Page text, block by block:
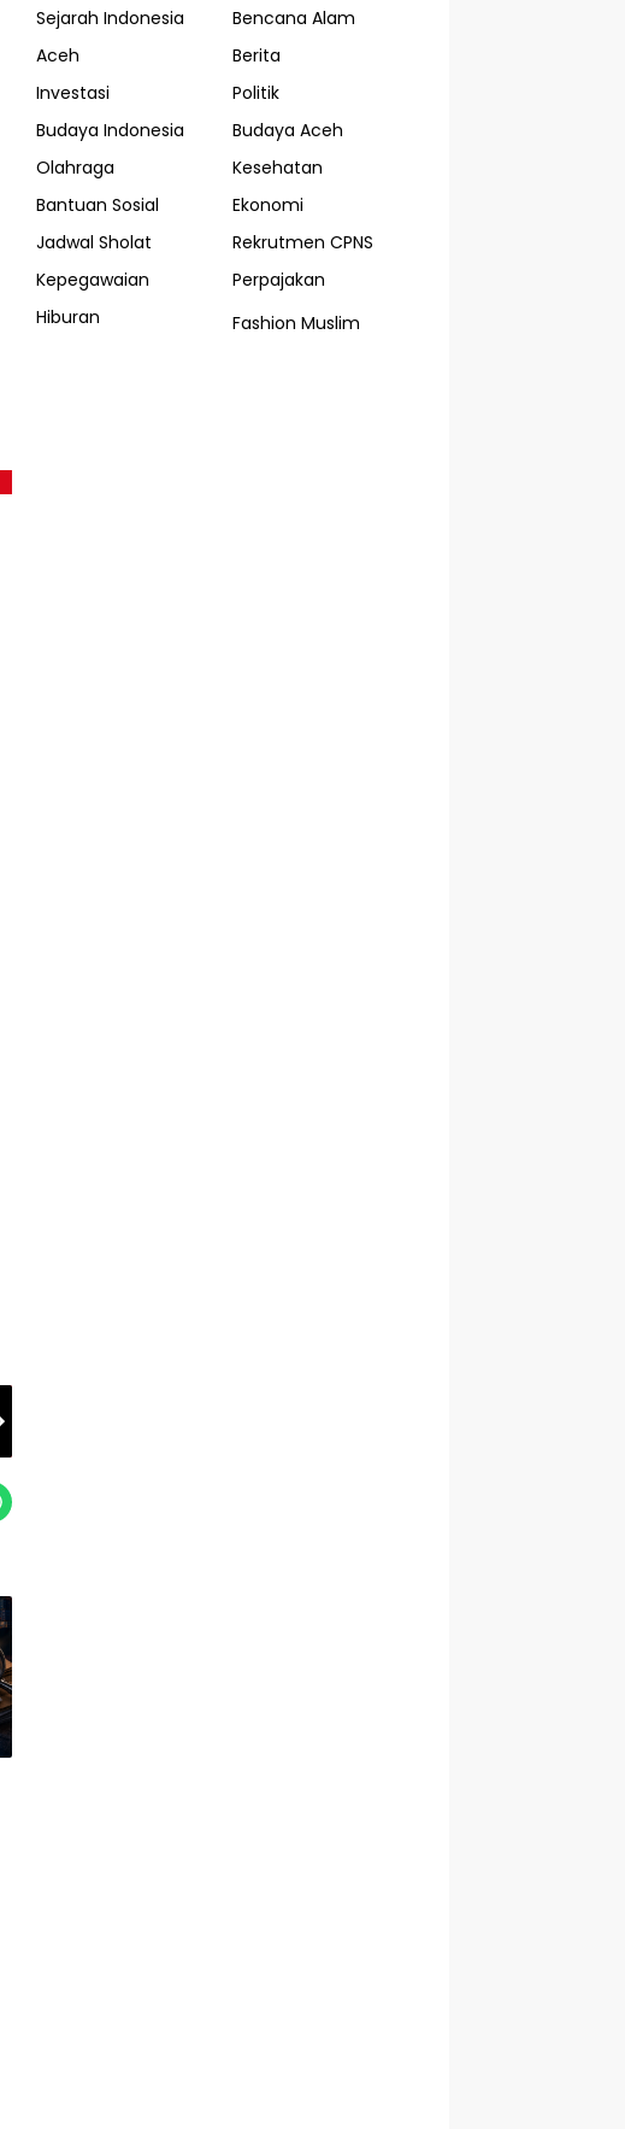
Sejarah Indonesia
Bencana Alam
Aceh
Berita
Investasi
Politik
Budaya Indonesia
Budaya Aceh
Olahraga
Kesehatan
Bantuan Sosial
Ekonomi
Jadwal Sholat
Rekrutmen CPNS
Kepegawaian
Perpajakan
Hiburan
Fashion Muslim